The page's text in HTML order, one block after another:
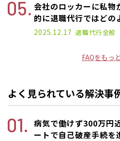
会社のロッカーに私物
的に退職代行ではどの
2025.12.17 退職代行全般
FAQをもっ
よく見られている解決事
病気で働けず300万円
ートで自己破産手続を